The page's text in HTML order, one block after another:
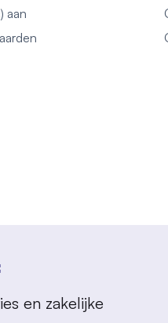
aan
en zakelijke